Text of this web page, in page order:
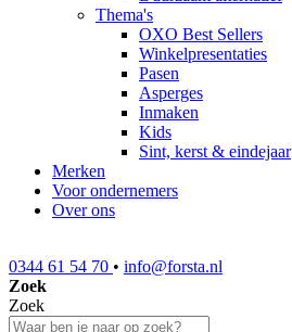
Thema's
OXO Best Sellers
Winkelpresentaties
Pasen
Asperges
Inmaken
Kids
Sint, kerst & eindejaar
Merken
Voor ondernemers
Over ons
0344 61 54 70 • info@forsta.nl
Zoek
Zoek